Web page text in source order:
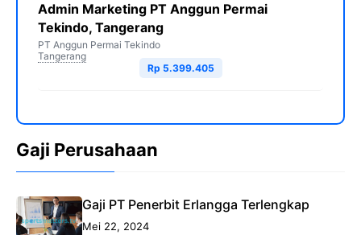
Admin Marketing PT Anggun Permai
Tekindo, Tangerang
PT Anggun Permai Tekindo
Tangerang
Rp 5.399.405
Gaji Perusahaan
Gaji PT Penerbit Erlangga Terlengkap
Mei 22, 2024